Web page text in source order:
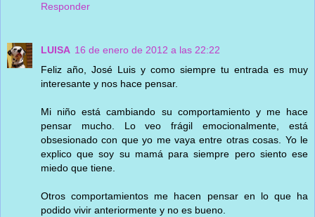
Responder
LUISA 16 de enero de 2012 a las 22:22
Feliz año, José Luis y como siempre tu entrada es muy
interesante y nos hace pensar.
Mi niño está cambiando su comportamiento y me hace
pensar mucho. Lo veo frágil emocionalmente, está
obsesionado con que yo me vaya entre otras cosas. Yo le
explico que soy su mamá para siempre pero siento ese
miedo que tiene.
Otros comportamientos me hacen pensar en lo que ha
podido vivir anteriormente y no es bueno.